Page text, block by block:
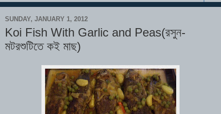
SUNDAY, JANUARY 1, 2012
Koi Fish With Garlic and Peas(রসুন-
মটরশুটিতে কই মাছ)